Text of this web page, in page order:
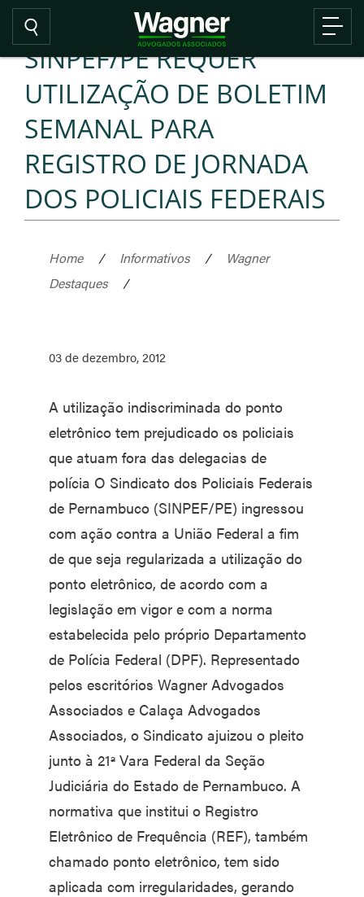
SINPEF/PE REQUER
UTILIZAÇÃO DE BOLETIM
SEMANAL PARA
REGISTRO DE JORNADA
DOS POLICIAIS FEDERAIS
Home / Informativos /
Wagner
Destaques
/
03 de dezembro, 2012
A utilização indiscriminada do ponto
eletrônico tem prejudicado os policiais
que atuam fora das delegacias de
polícia O Sindicato dos Policiais Federais
de Pernambuco (SINPEF/PE) ingressou
com ação contra a União Federal a fim
de que seja regularizada a utilização do
ponto eletrônico, de acordo com a
legislação em vigor e com a norma
estabelecida pelo próprio Departamento
de Polícia Federal (DPF). Representado
pelos escritórios Wagner Advogados
Associados e Calaça Advogados
Associados, o Sindicato ajuizou o pleito
junto à 21ª Vara Federal da Seção
Judiciária do Estado de Pernambuco. A
normativa que institui o Registro
Eletrônico de Frequência (REF), também
chamado ponto eletrônico, tem sido
aplicada com irregularidades, gerando